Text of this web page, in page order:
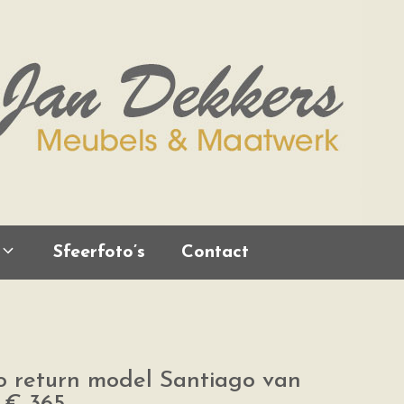
Sfeerfoto’s Contact
return model Santiago van